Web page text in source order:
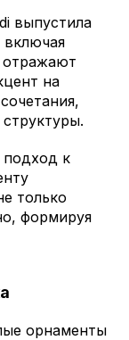
выпустила
включая
на
к
только
формируя
орнаменты